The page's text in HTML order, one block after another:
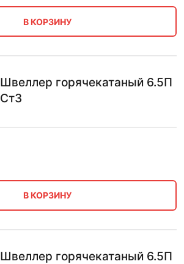
В КОРЗИНУ
Швеллер горячекатаный 6.5П
Ст3
В КОРЗИНУ
Швеллер горячекатаный 6.5П